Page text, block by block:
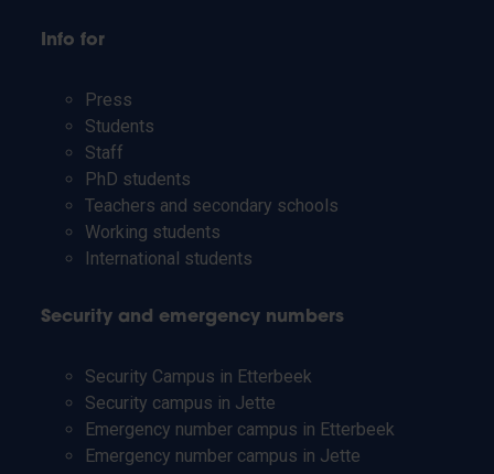
Info for
Press
Students
Staff
PhD students
Teachers and secondary schools
Working students
International students
Security and emergency numbers
Security Campus in Etterbeek
Security campus in Jette
Emergency number campus in Etterbeek
Emergency number campus in Jette